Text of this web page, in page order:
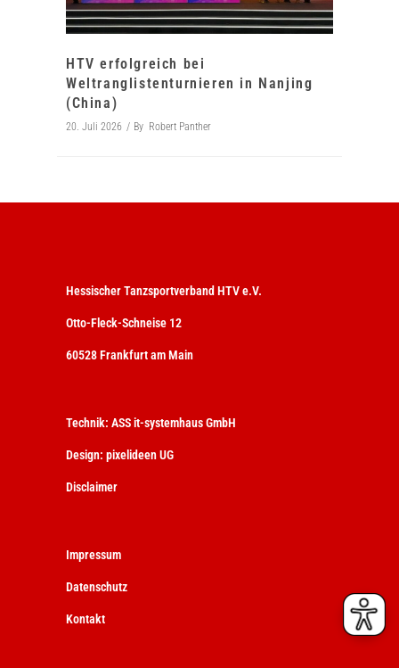
HTV erfolgreich bei
Weltranglistenturnieren in Nanjing
(China)
20. Juli 2026 By Robert Panther
Hessischer Tanzsportverband HTV e.V.
Otto-Fleck-Schneise 12
60528 Frankfurt am Main
Technik: ASS it-systemhaus GmbH
Design: pixelideen UG
Disclaimer
Impressum
Datenschutz
Kontakt